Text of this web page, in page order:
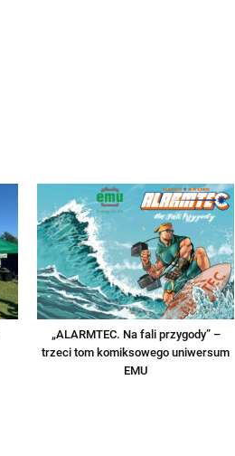
„ALARMTEC. Na fali przygody” –
trzeci tom komiksowego uniwersum
EMU